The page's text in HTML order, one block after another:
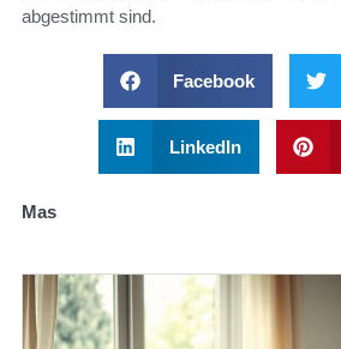
abgestimmt sind.
Facebook
LinkedIn
Mas